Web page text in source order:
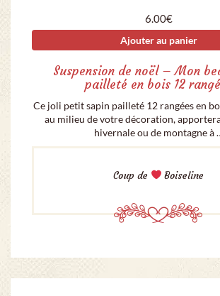
6.00€
Ajouter au panier
Suspension de noël – Mon
pailleté en bois 12
Ce joli petit sapin pailleté 12 rangées en
au milieu de votre décoration,
hivernale ou de montagne à
Coup de Boiseline